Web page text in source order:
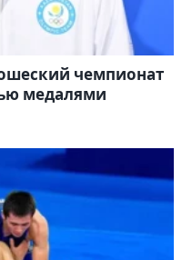
чемпионат
медалями